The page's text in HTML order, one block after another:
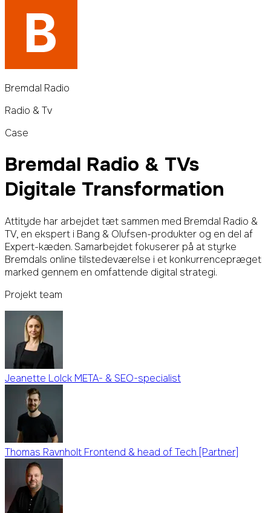
Bremdal Radio
Radio & Tv
Case
Bremdal Radio & TVs
Digitale Transformation
Attityde har arbejdet tæt sammen med Bremdal Radio &
TV, en ekspert i Bang & Olufsen-produkter og en del af
Expert-kæden. Samarbejdet fokuserer på at styrke
Bremdals online tilstedeværelse i et konkurrencepræget
marked gennem en omfattende digital strategi.
Projekt team
Jeanette Lolck META- & SEO-specialist
Thomas Ravnholt Frontend & head of Tech [Partner]